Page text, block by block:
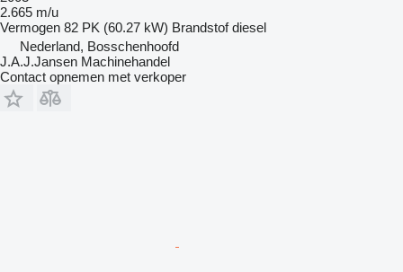
2.665 m/u
Vermogen 82 PK (60.27 kW) Brandstof diesel
Nederland, Bosschenhoofd
J.A.J.Jansen Machinehandel
Contact opnemen met verkoper